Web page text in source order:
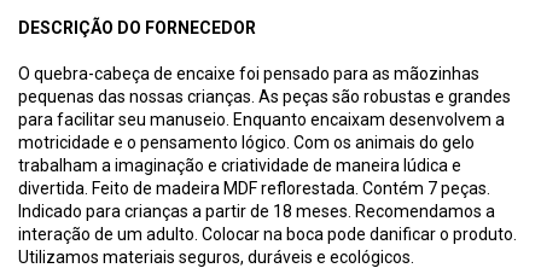
DESCRIÇÃO DO FORNECEDOR
O quebra-cabeça de encaixe foi pensado para as mãozinhas
pequenas das nossas crianças. As peças são robustas e grandes
para facilitar seu manuseio. Enquanto encaixam desenvolvem a
motricidade e o pensamento lógico. Com os animais do gelo
trabalham a imaginação e criatividade de maneira lúdica e
divertida. Feito de madeira MDF reflorestada. Contém 7 peças.
Indicado para crianças a partir de 18 meses. Recomendamos a
interação de um adulto. Colocar na boca pode danificar o produto.
Utilizamos materiais seguros, duráveis e ecológicos.